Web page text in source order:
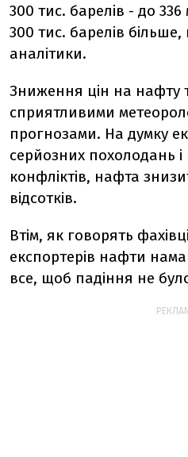
300 тис. барелів - до
300 тис. барелів більше,
аналітики.
Зниження цін на нафту
сприятливими
прогнозами. На думку
серйозних похолодань і
конфліктів, нафта
відсотків.
Втім, як говорять
експортерів нафти
все, щоб падіння не